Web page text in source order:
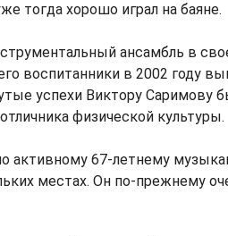
тогда хорошо играл на баяне.
ансамбль в
воспитанники в 2002 году
успехи Виктору Саримову
физической культуры.
активному 67-летнему
местах. Он по-прежнему